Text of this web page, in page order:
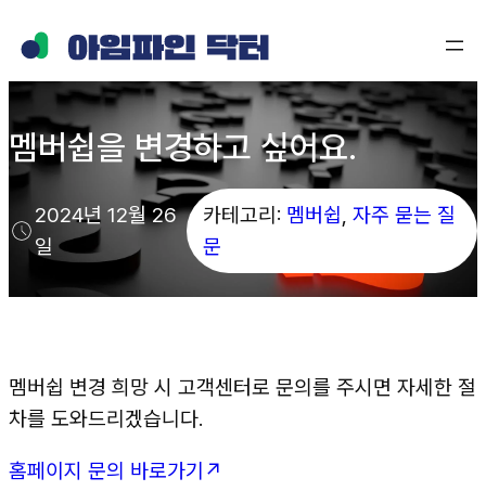
텐
츠
로
바
로
기
멤버쉽을 변경하고 싶어요.
2024년 12월 26
일
카테고리: 멤버쉽, 자주 묻는 질
문
멤버쉽 변경 희망 시 고객센터로 문의를 주시면 자세한 절
차를 도와드리겠습니다.
홈페이지 문의 바로가기↗